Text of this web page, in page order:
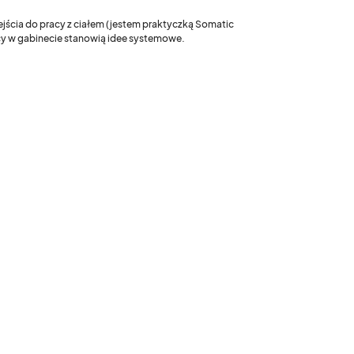
do pracy z ciałem (jestem praktyczką Somatic
w gabinecie stanowią idee systemowe.